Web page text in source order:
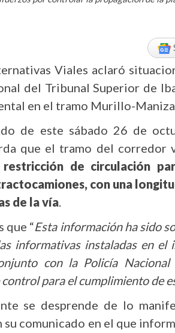
Viales aclaró
del Tribunal Superior de
en el tramo Murillo-
de este sábado 26 de
que el tramo del corredor
de circulación
con una
de la vía.
que “Esta información ha sido
informativas instaladas en el
con la Policía
para el cumplimiento de
se desprende de lo
comunicado en el que